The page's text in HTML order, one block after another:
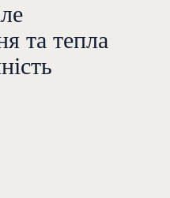
та тепла